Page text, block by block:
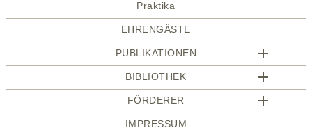
Praktika
EHRENGÄSTE
PUBLIKATIONEN
BIBLIOTHEK
FÖRDERER
IMPRESSUM